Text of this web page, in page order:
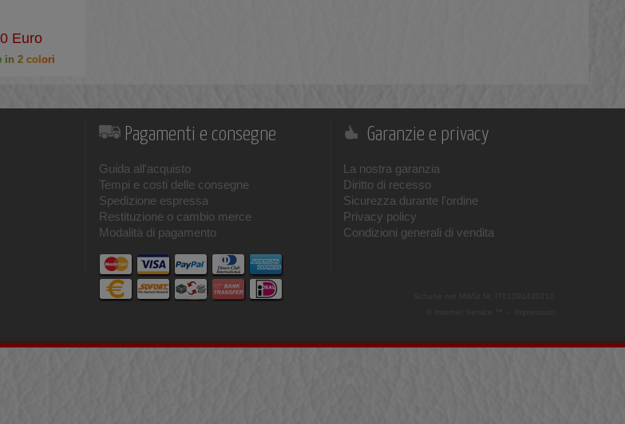
Euro
in 2 colori
Pagamenti e consegne
Guida all'acquisto
Tempi e costi delle consegne
Spedizione espressa
Restituzione o cambio merce
Modalità di pagamento
Garanzie e privacy
La nostra garanzia
Diritto di recesso
Sicurezza durante l'ordine
Privacy policy
Condizioni generali di vendita